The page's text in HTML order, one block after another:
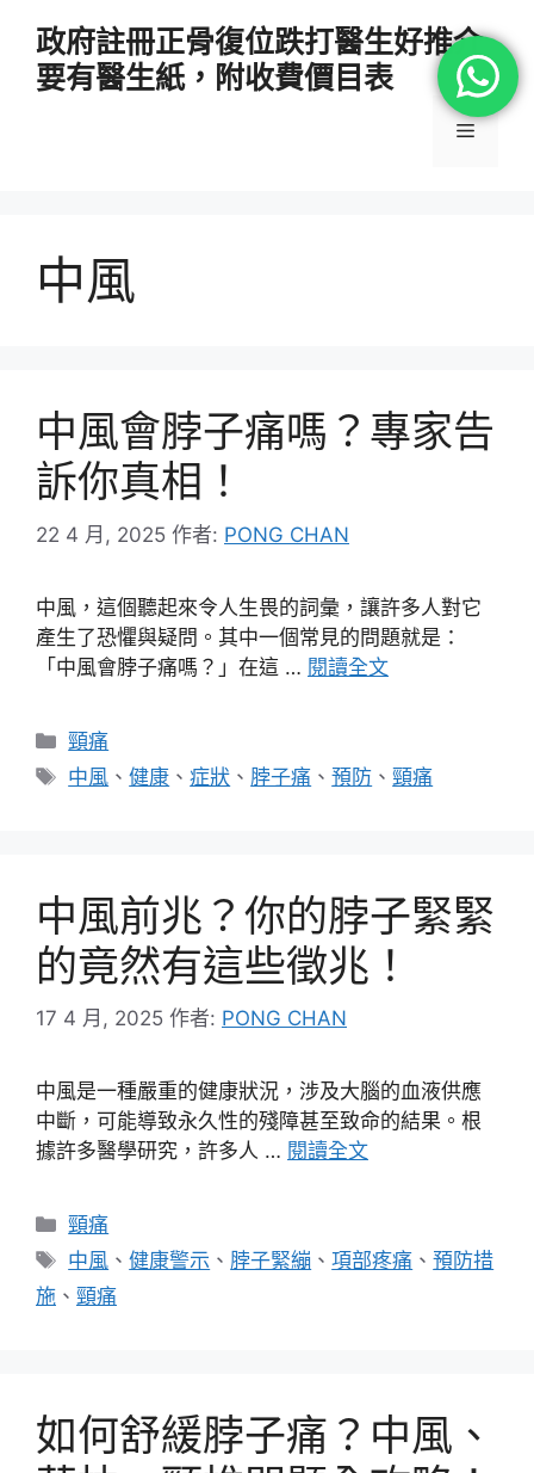
政府註冊正骨復位跌打醫生好推介
要有醫生紙，附收費價目表
選
中風
中風會脖子痛嗎？專家告
訴你真相！
22 4 月, 2025 作者: PONG CHAN
中風，這個聽起來令人生畏的詞彙，讓許多人對它
產生了恐懼與疑問。其中一個常見的問題就是：
「中風會脖子痛嗎？」在這 … 閱讀全文
分
類
頸痛
標
中風 、健康 、症狀 、 脖子痛 、預防 、頸痛
中風前兆？你的脖子緊緊
的竟然有這些徵兆！
17 4 月, 2025 作者: PONG CHAN
中風是一種嚴重的健康狀況，涉及大腦的血液供應
中斷，可能導致永久性的殘障甚至致命的結果。根
據許多醫學研究，許多人 … 閱讀全文
分
類
頸痛
標
籤
中風 、健康警示 、 脖子緊繃 、項部疼痛 、預防措
施 、 頸痛
如何舒緩脖子痛？中風、